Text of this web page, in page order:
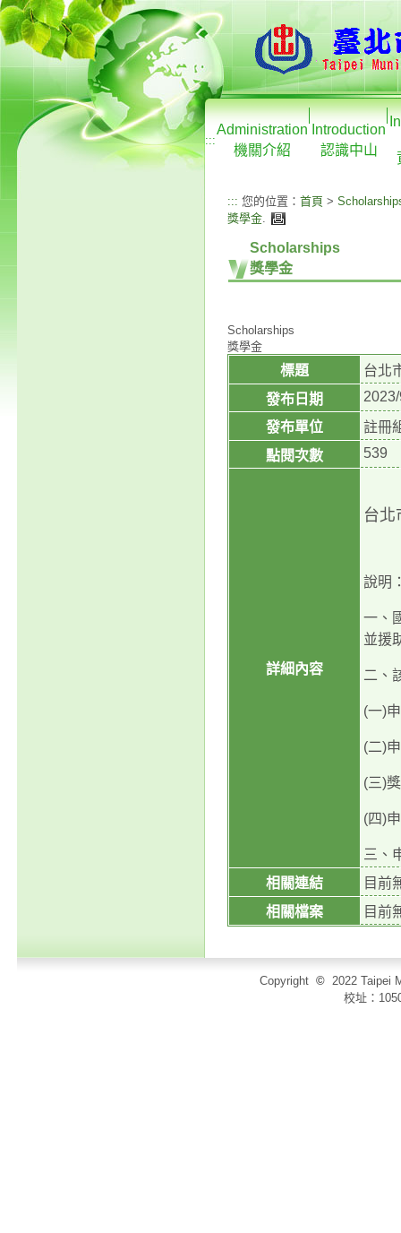
:::
Administration
機關介紹
Introduction
認識中山
::: 您的位置： 首頁 >
獎學金.
Scholarships
獎學金
Scholarships
獎學金
標題
台北
發布日期
發布單位
註冊
點閱次數
539
詳細內容
台北
說明
一、
並援
二、
(一)
(二)
(三)
(四)
三、
相關連結
目前
相關檔案
目前
Copyright © 2022 Taipei
校址：